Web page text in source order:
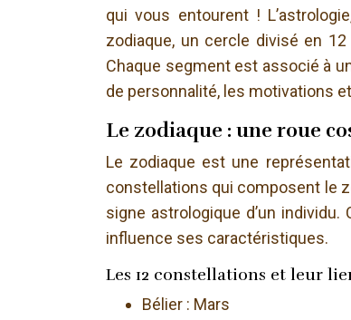
qui vous entourent !
zodiaque, un cercle divisé en
Chaque segment est associé à
de personnalité, les motivations
Le zodiaque : une roue
Le zodiaque est une
constellations qui composent le
signe astrologique d’un
influence ses caractéristiques.
Les 12 constellations et leur
Bélier : Mars